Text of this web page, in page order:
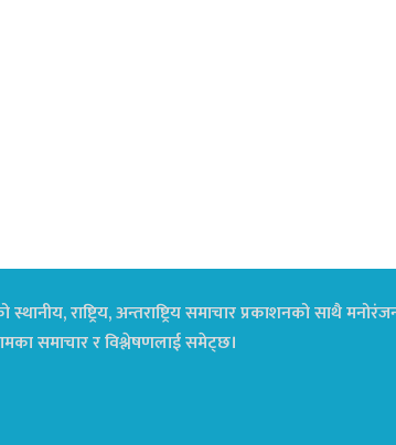
राष्ट्रिय, अन्तराष्ट्रिय समाचार प्रकाशनको साथै
समाचार र विश्लेषणलाई समेट्छ।